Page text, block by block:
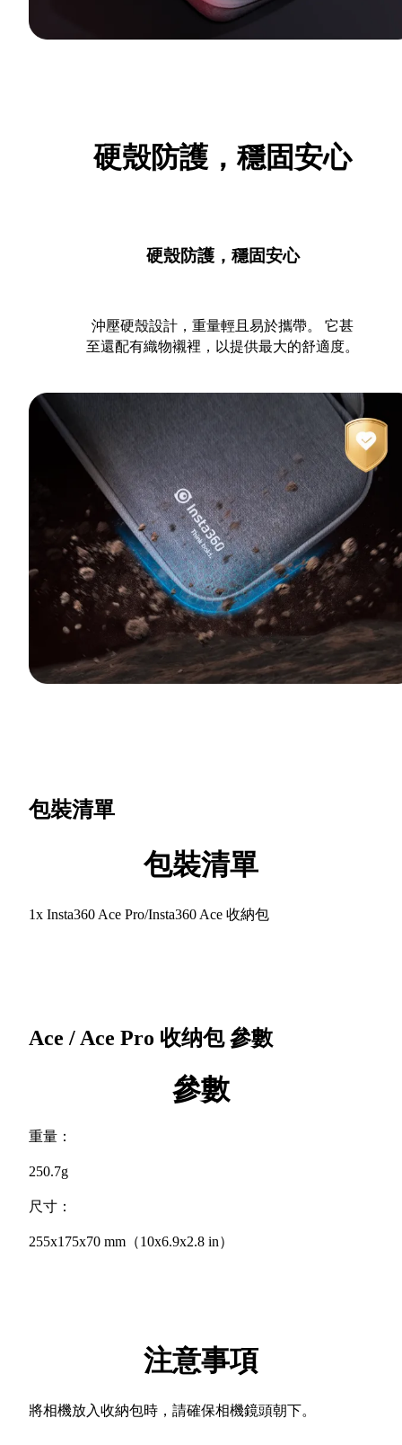
硬殼防護，穩固安心
硬殼防護，穩固安心
沖壓硬殼設計，重量輕且易於攜帶。 它甚
至還配有織物襯裡，以提供最大的舒適度。
包裝清單
包裝清單
1x Insta360 Ace Pro/Insta360 Ace 收納包
Ace / Ace Pro 收纳包參數
參數
重量：
250.7g
尺寸：
255x175x70 mm（10x6.9x2.8 in）
注意事項
將相機放入收納包時，請確保相機鏡頭朝下。